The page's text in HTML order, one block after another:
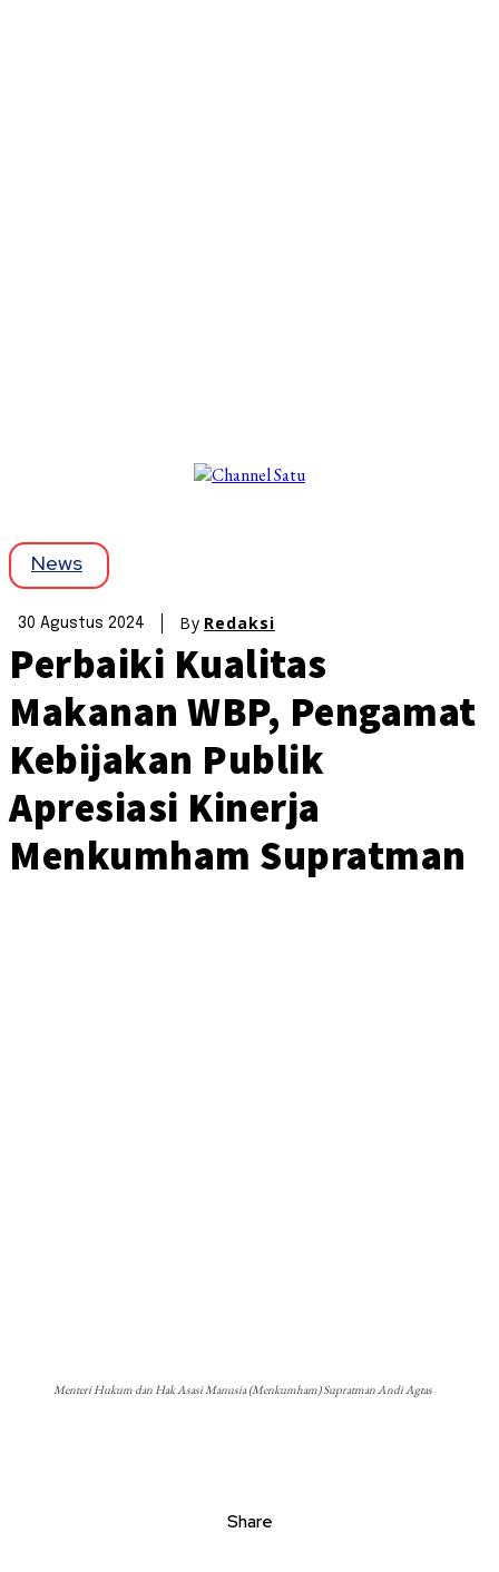
News
30 Agustus 2024 By Redaksi
Perbaiki Kualitas
Makanan WBP, Pengamat
Kebijakan Publik
Apresiasi Kinerja
Menkumham Supratman
Menteri Hukum dan Hak Asasi Manusia (Menkumham) Supratman Andi Agtas
Share